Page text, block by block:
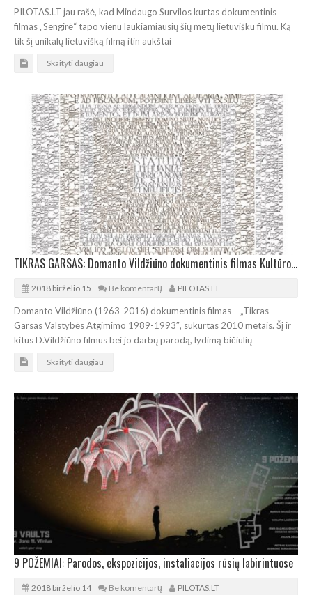
PILOTAS.LT jau rašė, kad Mindaugo Survilos kurtas dokumentinis
filmas „Sengirė“ tapo vienu laukiamiausių šių metų lietuvišku filmu. Ką
tik šį unikalų lietuvišką filmą itin aukštai
Skaityti daugiau
TIKRAS GARSAS: Domanto Vildžiūno dokumentinis filmas Kultūros naktį
2018 birželio 15 Be komentarų PILOTAS.LT
Domanto Vildžiūno (1963-2016) dokumentinis filmas – „Tikras
Garsas Valstybės Atgimimo 1989-1993″, sukurtas 2010 metais. Šį ir
kitus D.Vildžiūno filmus bei jo darbų parodą, lydimą bičiulių
Skaityti daugiau
9 POŽEMIAI: Parodos, ekspozicijos, instaliacijos rūsių labirintuose
2018 birželio 14 Be komentarų PILOTAS.LT